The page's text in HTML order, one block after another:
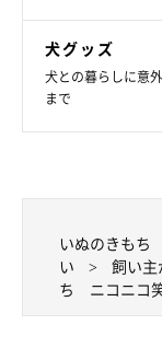
犬グッズ
犬との暮らしに意
まで
いぬのきもち
い
飼い主
ち ニコニコ